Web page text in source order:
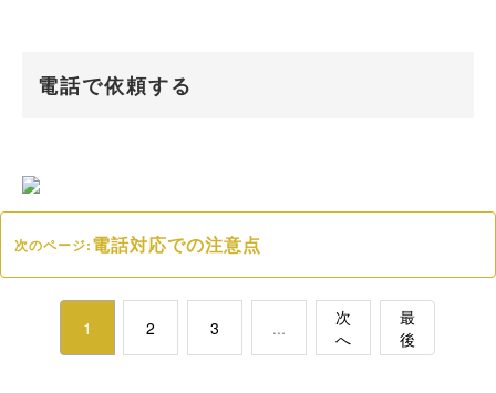
電話で依頼する
次のページ:電話対応での注意点
1 2 3 ...
次
へ
最
後